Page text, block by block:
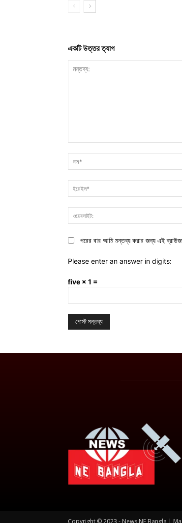
একটি উত্তর ত্যাগ
পরের বার আমি মন্তব্য করার জন্য এই
Please enter an answer in digits:
five × 1 =
Copyright © 2023 - News NE Bangla |